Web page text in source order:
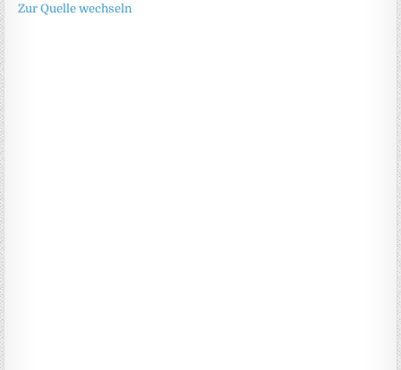
Zur Quelle wechseln